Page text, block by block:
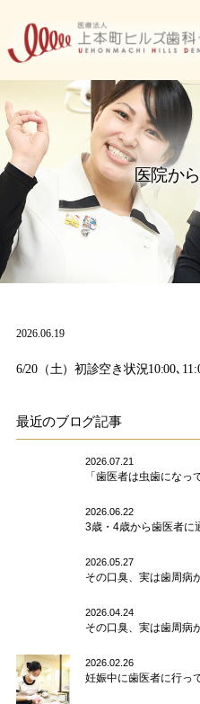
テ
ツ
へ
ス
キ
ッ
プ
医院か
2026.06.19
6/20（土）初診空き状況10:00､
最近のブログ記事
2026.07.21
「歯医者は虫歯にな
2026.06.22
3歳・4歳から歯医者に
2026.05.27
その口臭、実は歯周病
2026.04.24
その口臭、実は歯周病
2026.02.26
妊娠中に歯医者に行っ